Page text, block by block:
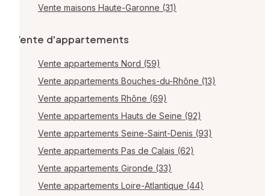
Vente maisons Haute-Garonne (31)
Vente d'appartements
Vente appartements Nord (59)
Vente appartements Bouches-du-Rhône (13)
Vente appartements Rhône (69)
Vente appartements Hauts de Seine (92)
Vente appartements Seine-Saint-Denis (93)
Vente appartements Pas de Calais (62)
Vente appartements Gironde (33)
Vente appartements Loire-Atlantique (44)